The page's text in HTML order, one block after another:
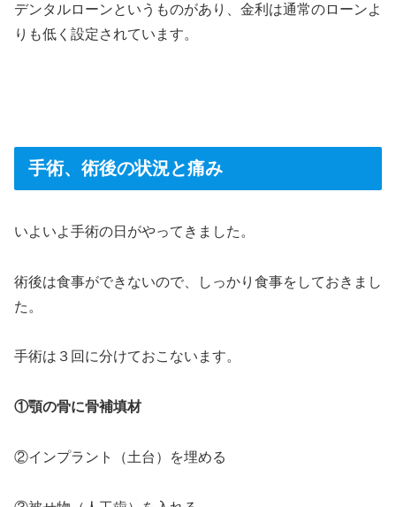
デンタルローンというものがあり、金利は通常のローンよ
りも低く設定されています。
手術、術後の状況と痛み
いよいよ手術の日がやってきました。
術後は食事ができないので、しっかり食事をしておきまし
た。
手術は３回に分けておこないます。
①顎の骨に骨補填材
②インプラント（土台）を埋める